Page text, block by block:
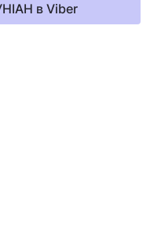
в Viber